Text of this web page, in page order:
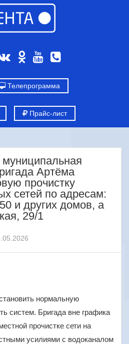
Телепрограмма
Прайс-лист
Артёма
прочистку
сетей по адресам:
и других домов, а
29/1
нормальную
систем. Бригада вне графика
прочистке сети на
усилиями с водоканалом